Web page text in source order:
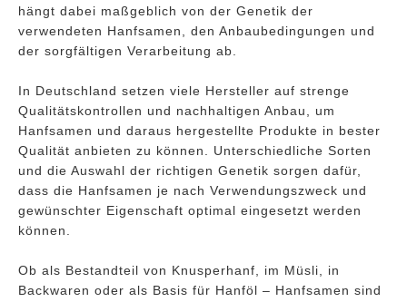
hängt dabei maßgeblich von der Genetik der
verwendeten Hanfsamen, den Anbaubedingungen und
der sorgfältigen Verarbeitung ab.
In Deutschland setzen viele Hersteller auf strenge
Qualitätskontrollen und nachhaltigen Anbau, um
Hanfsamen und daraus hergestellte Produkte in bester
Qualität anbieten zu können. Unterschiedliche Sorten
und die Auswahl der richtigen Genetik sorgen dafür,
dass die Hanfsamen je nach Verwendungszweck und
gewünschter Eigenschaft optimal eingesetzt werden
können.
Ob als Bestandteil von Knusperhanf, im Müsli, in
Backwaren oder als Basis für Hanföl – Hanfsamen sind